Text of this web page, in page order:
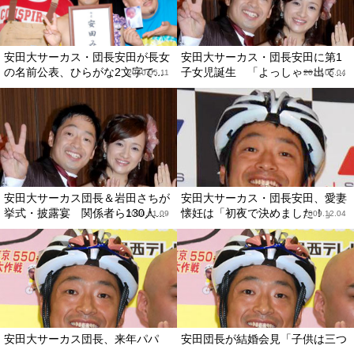
安田大サーカス・団長安田が長女
の名前公表、ひらがな2文字で...
2010.05.11
安田大サーカス・団長安田に第1
子女児誕生 「よっしゃー出て...
2010.05.04
安田大サーカス団長＆岩田さちが
挙式・披露宴 関係者ら130人...
2010.01.09
安田大サーカス・団長安田、愛妻
懐妊は「初夜で決めました！」
2009.12.04
安田大サーカス団長、来年パパ
安田団長が結婚会見「子供は三つ